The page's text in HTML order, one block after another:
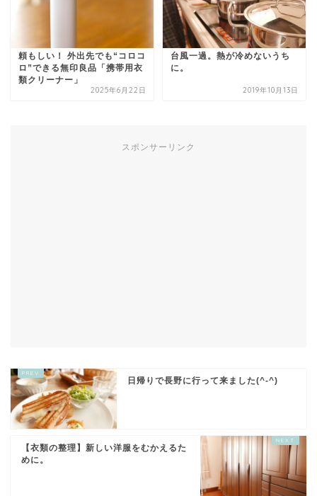
頼もしい！ 外出先でも“コロコ
ロ”できる無印良品「携帯用衣
類クリーナー」
2025年6月22日
台風一過。熱が冷めないうち
に。
2019年10月13日
スポンサーリンク
日帰りで長野に行って来ました(^-^)
【衣類の整理】新しい洋服をむかえるた
めに。